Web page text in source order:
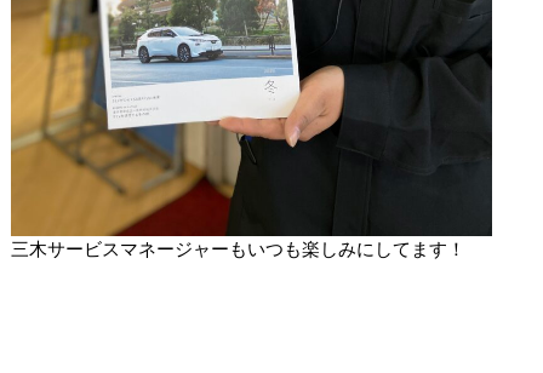
三木サービスマネージャーもいつも楽しみにしてます！